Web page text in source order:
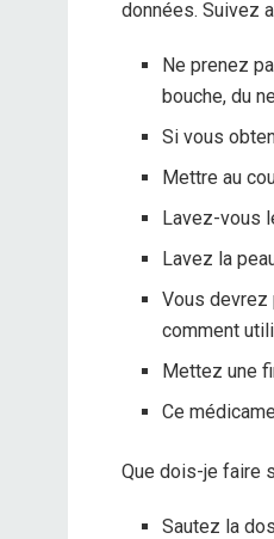
données. Suivez
Ne prenez
bouche, du
Si vous
Mettre au
Lavez-vous
Lavez la
Vous devrez
comment
Mettez une
Ce
Que dois-je faire
Sautez la